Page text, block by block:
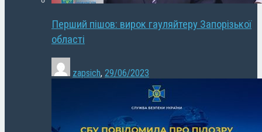
Перший пішов: вирок гауляйтеру Запорізької
області
zapsich, 29/06/2023